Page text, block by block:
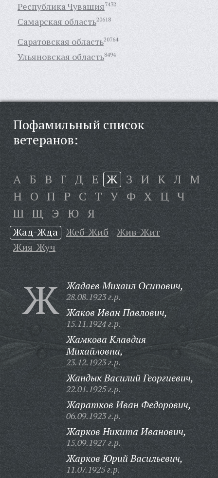
Республика Чувашия7432
Самарская область20618
Саратовская область20764
Ульяновская область8494
Пофамильный список
ветеранов:
А Б В Г Д Е Ж З И К Л М
Н О П Р С Т У Ф Х Ц Ч
Ш Щ Э Ю Я
Жад-Жда Жеб-Жиб
Жив-Жит
Жия-Жуч
Ж Жадаев Михаил Осипович,
28.08.1923 г.р.
Жаков Иван Павлович,
15.11.1924 г.р.
Жамкова Клавдия
Михайловна,
23.12.1923 г.р.
Жандык Василий Георгиевич,
22.01.1925 г.р.
Жаратков Иван Федорович,
06.09.1923 г.р.
Жарков Никита Иванович,
15.09.1927 г.р.
Жарков Юрий Васильевич,
11.07.1925 г.р.